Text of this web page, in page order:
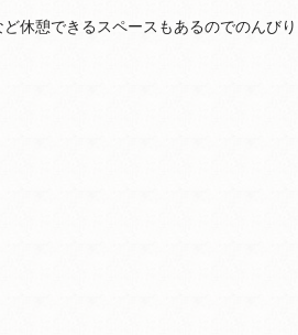
休憩できるスペースもあるのでのんびり